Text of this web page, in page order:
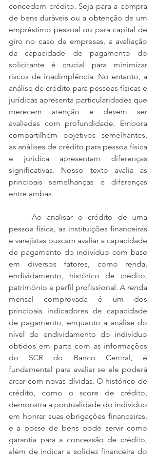
concedem crédito. Seja para a compra
de bens duráveis ou a obtenção de um
empréstimo pessoal ou para capital de
giro no caso de empresas, a avaliação
da capacidade de pagamento do
solicitante é crucial para minimizar
riscos de inadimplência. No entanto, a
análise de crédito para pessoas físicas e
jurídicas apresenta particularidades que
merecem atenção e devem ser
avaliadas com profundidade. Embora
compartilhem objetivos semelhantes,
as análises de crédito para pessoa física
e jurídica apresentam diferenças
significativas. Nosso texto avalia as
principais semelhanças e diferenças
entre ambas.
pessoa física, as instituições financeiras
e varejistas buscam avaliar a capacidade
de pagamento do indivíduo com base
em diversos fatores, como renda,
endividamento, histórico de crédito,
patrimônio e perfil profissional. A renda
mensal comprovada é um dos
principais indicadores de capacidade
de pagamento, enquanto a análise do
nível de endividamento do indivíduo
obtidos em parte com as informações
do SCR do Banco Central, é
fundamental para avaliar se ele poderá
arcar com novas dívidas. O histórico de
crédito, como o score de crédito,
demonstra a pontualidade do indivíduo
em honrar suas obrigações financeiras,
e a posse de bens pode servir como
garantia para a concessão de crédito,
além de indicar a solidez financeira do